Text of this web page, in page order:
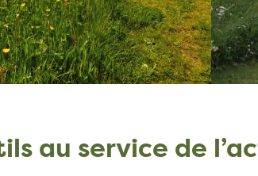
au service de